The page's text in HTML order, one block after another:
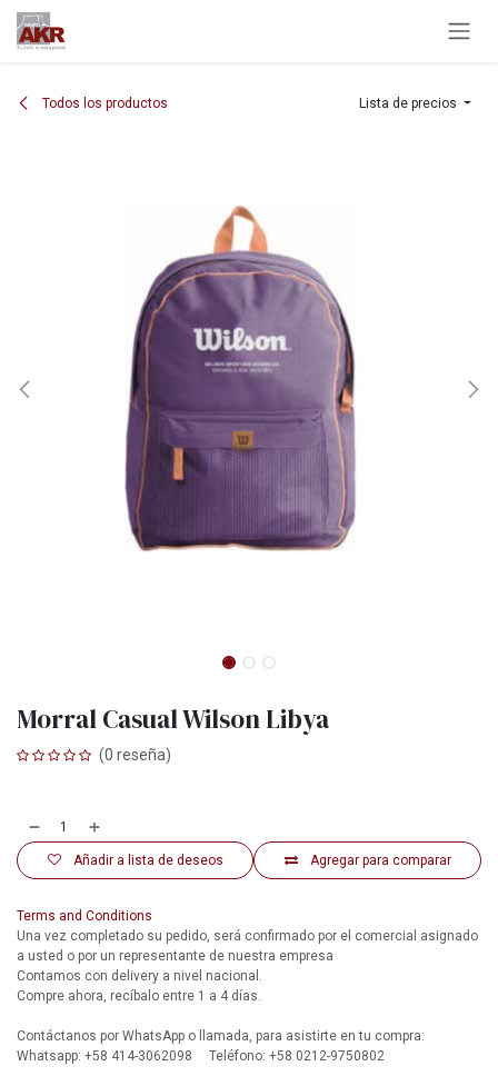
Ir al contenido
Todos los productos Lista de precios
Morral Casual Wilson Libya
(0 reseña)
Agregar para comparar
Añadir a lista de deseos
Terms and Conditions
Una vez completado su pedido, será confirmado por el comercial asignado
a usted o por un representante de nuestra empresa
Contamos con delivery a nivel nacional.
Compre ahora, recíbalo entre 1 a 4 días.
Contáctanos por WhatsApp o llamada, para asistirte en tu compra:
Whatsapp: +58 414-3062098 Teléfono: +58 0212-9750802